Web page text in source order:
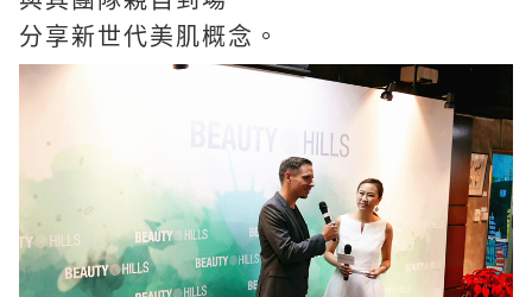
分享新世代美肌概念。